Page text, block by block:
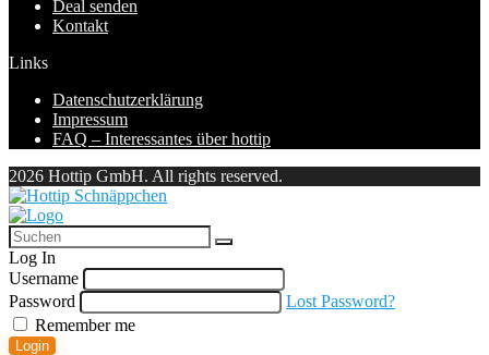
Deal senden
Kontakt
Links
Datenschutzerklärung
Impressum
FAQ – Interessantes über hottip
2026 Hottip GmbH. All rights reserved.
Log In
Username
Password
Lost Password?
Remember me
Login